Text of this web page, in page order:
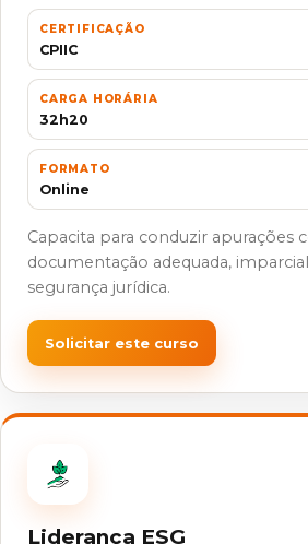
CERTIFICAÇÃO
CPIIC
CARGA HORÁRIA
32h20
FORMATO
Online
Capacita para conduzir apurações
documentação adequada,
segurança jurídica.
Solicitar este curso
Liderança ESG